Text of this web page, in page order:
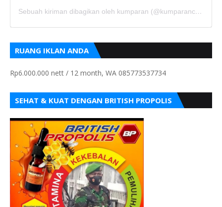
Sebuah kiriman dibagikan oleh kumparan (@kumparancom)
RUANG IKLAN ANDA
Rp6.000.000 nett / 12 month, WA 085773537734
SEHAT & KUAT DENGAN BRITISH PROPOLIS